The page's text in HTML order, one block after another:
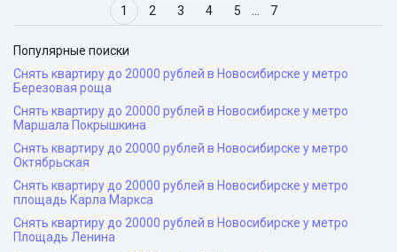
1 2 3 4 5 7
Популярные поиски
Снять квартиру до 20000 рублей в Новосибирске у метро
Березовая роща
Снять квартиру до 20000 рублей в Новосибирске у метро
Маршала Покрышкина
Снять квартиру до 20000 рублей в Новосибирске у метро
Октябрьская
Снять квартиру до 20000 рублей в Новосибирске у метро
площадь Карла Маркса
Снять квартиру до 20000 рублей в Новосибирске у метро
Площадь Ленина